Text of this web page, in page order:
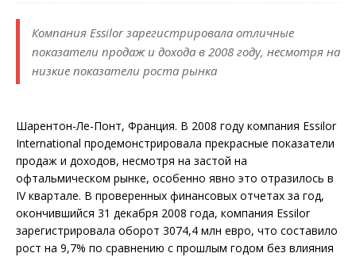
Компания Essilor зарегистрировала отличные
показатели продаж и дохода в 2008 году, несмотря на
низкие показатели роста рынка
Шарентон-Ле-Понт, Франция. В 2008 году компания Essilor
International продемонстрировала прекрасные показатели
продаж и доходов, несмотря на застой на
офтальмическом рынке, особенно явно это отразилось в
IV квартале. В проверенных финансовых отчетах за год,
окончившийся 31 декабря 2008 года, компания Essilor
зарегистрировала оборот 3074,4 млн евро, что составило
рост на 9,7% по сравнению с прошлым годом без влияния